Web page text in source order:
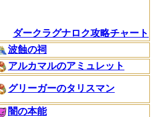
ダークラグナロク攻略チャート
波蝕の祠
アルカマルのアミュレット
グリーガーのタリスマン
闇の本能